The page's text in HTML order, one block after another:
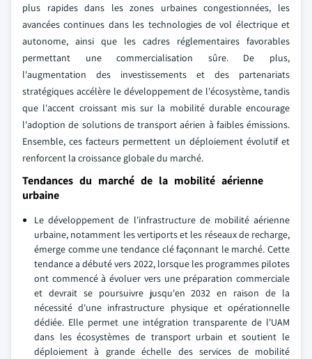
plus rapides dans les zones urbaines congestionnées, les
avancées continues dans les technologies de vol électrique et
autonome, ainsi que les cadres réglementaires favorables
permettant une commercialisation sûre. De plus,
l'augmentation des investissements et des partenariats
stratégiques accélère le développement de l'écosystème, tandis
que l'accent croissant mis sur la mobilité durable encourage
l'adoption de solutions de transport aérien à faibles émissions.
Ensemble, ces facteurs permettent un déploiement évolutif et
renforcent la croissance globale du marché.
Tendances du marché de la mobilité aérienne
urbaine
Le développement de l'infrastructure de mobilité aérienne
urbaine, notamment les vertiports et les réseaux de recharge,
émerge comme une tendance clé façonnant le marché. Cette
tendance a débuté vers 2022, lorsque les programmes pilotes
ont commencé à évoluer vers une préparation commerciale
et devrait se poursuivre jusqu'en 2032 en raison de la
nécessité d'une infrastructure physique et opérationnelle
dédiée. Elle permet une intégration transparente de l'UAM
dans les écosystèmes de transport urbain et soutient le
déploiement à grande échelle des services de mobilité